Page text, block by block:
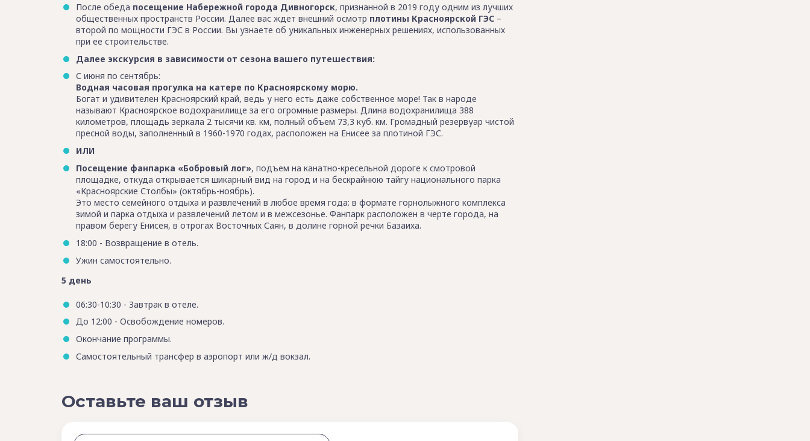
После обеда посещение Набережной города Дивногорск, признанной в 2019 году одним из лучших
общественных пространств России. Далее вас ждет внешний осмотр плотины Красноярской ГЭС –
второй по мощности ГЭС в России. Вы узнаете об уникальных инженерных решениях, использованных
при ее строительстве.
Далее экскурсия в зависимости от сезона вашего путешествия:
С июня по сентябрь:
Водная часовая прогулка на катере по Красноярскому морю.
Богат и удивителен Красноярский край, ведь у него есть даже собственное море! Так в народе
называют Красноярское водохранилище за его огромные размеры. Длина водохранилища 388
километров, площадь зеркала 2 тысячи кв. км, полный объем 73,3 куб. км. Громадный резервуар чистой
пресной воды, заполненный в 1960-1970 годах, расположен на Енисее за плотиной ГЭС.
ИЛИ
Посещение фанпарка «Бобровый лог», подъем на канатно-кресельной дороге к смотровой
площадке, откуда открывается шикарный вид на город и на бескрайнюю тайгу национального парка
«Красноярские Столбы» (октябрь-ноябрь).
Это место семейного отдыха и развлечений в любое время года: в формате горнолыжного комплекса
зимой и парка отдыха и развлечений летом и в межсезонье. Фанпарк расположен в черте города, на
правом берегу Енисея, в отрогах Восточных Саян, в долине горной речки Базаиха.
18:00 - Возвращение в отель.
Ужин самостоятельно.
5 день
06:30-10:30 - Завтрак в отеле.
До 12:00 - Освобождение номеров.
Окончание программы.
Самостоятельный трансфер в аэропорт или ж/д вокзал.
Оставьте ваш отзыв